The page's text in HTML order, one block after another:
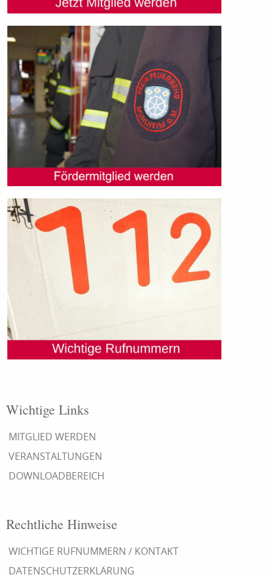
Wichtige Links
MITGLIED WERDEN
VERANSTALTUNGEN
DOWNLOADBEREICH
Rechtliche Hinweise
WICHTIGE RUFNUMMERN / KONTAKT
DATENSCHUTZERKLÄRUNG